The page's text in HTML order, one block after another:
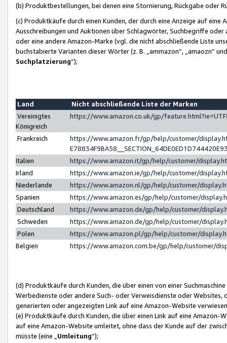
(b) Produktbestellungen, bei denen eine Stornierung, Rückgabe oder
(c) Produktkäufe durch einen Kunden, der durch eine Anzeige auf
Ausschreibungen und Auktionen über Schlagwörter, Suchbegriffe
oder eine andere Amazon-Marke (vgl. die nicht abschließende Liste
buchstabierte Varianten dieser Wörter (z. B. „ammazon“, „amaozn“
Suchplatzierung”);
Land
Nicht abschließende Liste der Marken
Vereinigtes
Königreich
https://www.amazon.co.uk/gp/
Frankreich
https://www.amazon.fr/gp/help/customer/
Italien
https://www.amazon.it/gp/help/customer/
Irland
https://www.amazon.ie/gp/help/customer/
Niederlande
https://www.amazon.nl/gp/help/customer/
Spanien
https://www.amazon.es/gp/help/customer/
Deutschland
https://www.amazon.de/gp/help/customer/
Schweden
https://www.amazon.de/gp/help/customer/
Polen
https://www.amazon.pl/gp/help/customer/
Belgien
https://www.amazon.com.be/gp/help/customer/
(d) Produktkäufe durch Kunden, die über einen von einer
Werbedienste oder andere Such- oder Verweisdienste oder Websites,
generierten oder angezeigten Link auf eine Amazon-Website
(e) Produktkäufe durch Kunden, die über einen Link auf eine
auf eine Amazon-Website umleitet, ohne dass der Kunde auf der
müsste (eine „ Umleitung“);